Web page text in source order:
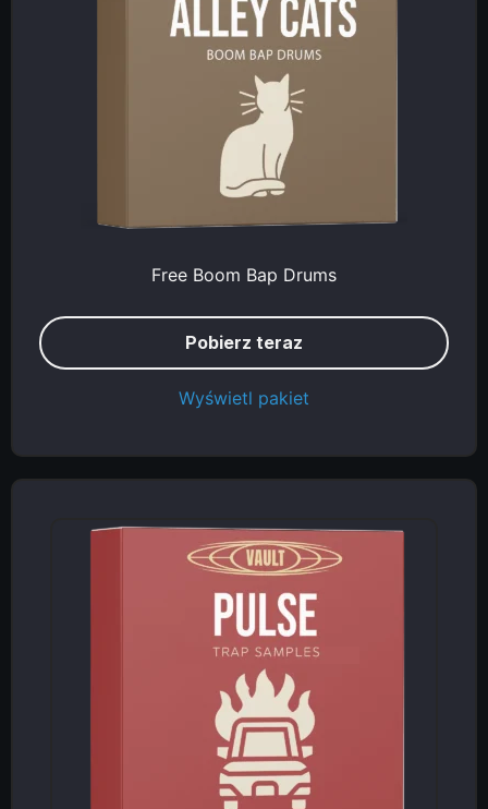
Free Boom Bap Drums
Pobierz teraz
Wyświetl pakiet